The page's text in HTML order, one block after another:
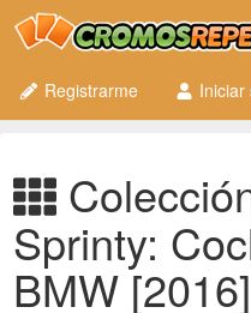
Registrarme
Iniciar
Sprinty:
BMW